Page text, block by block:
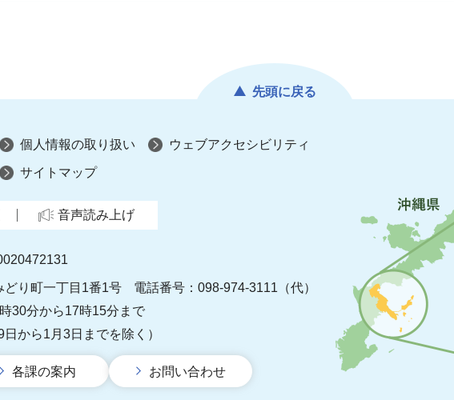
先頭に戻る
個人情報の取り扱い ウェブアクセシビリティ
サイトマップ
音声読み上げ
り町一丁目1番1号
電話番号：098-974-3111（代）
30分から17時15分まで
から1月3日までを除く）
各課の案内 お問い合わせ